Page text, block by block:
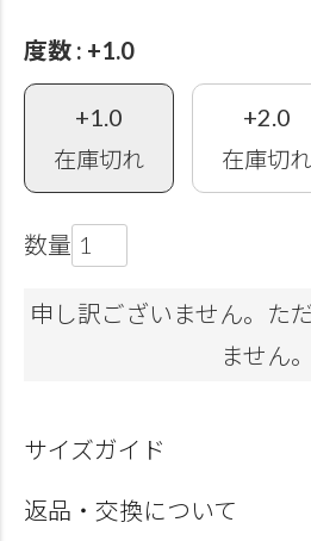
度数 +1.0
+1.0
在庫切れ
+2.0
在庫切れ
申し訳ございません。た
ません。
サイズガイド
返品・交換について